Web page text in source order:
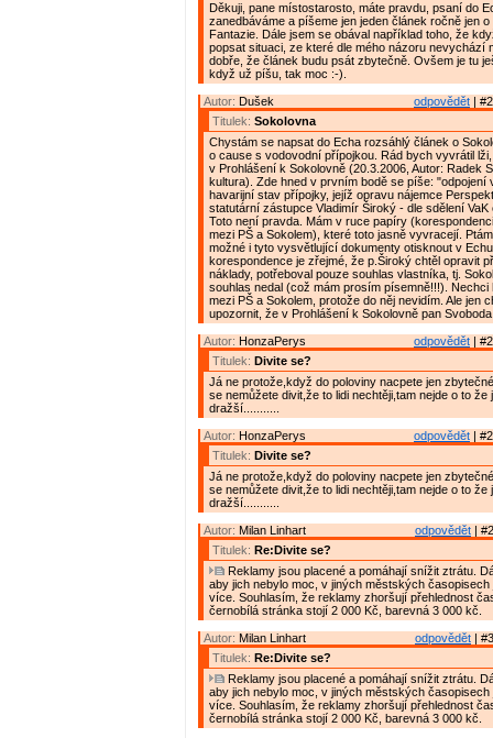
Děkuji, pane místostarosto, máte pravdu, psaní do
zanedbáváme a píšeme jen jeden článek ročně jen o
Fantazie. Dále jsem se obával například toho, že
popsat situaci, ze které dle mého názoru nevychází
dobře, že článek budu psát zbytečně. Ovšem je tu
když už píšu, tak moc :-).
odpovědět |
Autor: Dušek
Titulek: Sokolovna
Chystám se napsat do Echa rozsáhlý článek o
o cause s vodovodní přípojkou. Rád bych vyvrátil
v Prohlášení k Sokolovně (20.3.2006, Autor: Radek
kultura). Zde hned v prvním bodě se píše: "odpojení
havarijní stav přípojky, jejíž opravu nájemce
statutární zástupce Vladimír Široký - dle sdělení VaK
Toto není pravda. Mám v ruce papíry
mezi PŠ a Sokolem), které toto jasně vyvracejí.
možné i tyto vysvětlující dokumenty otisknout v
korespondence je zřejmé, že p.Široký chtěl opravit
náklady, potřeboval pouze souhlas vlastníka, tj.
souhlas nedal (což mám prosím písemně!!!). Nechci
mezi PŠ a Sokolem, protože do něj nevidím. Ale jen
upozornit, že v Prohlášení k Sokolovně pan
odpovědět |
Autor: HonzaPerys
Titulek: Divite se?
Já ne protože,když do poloviny nacpete jen
se nemůžete divit,že to lidi nechtěji,tam nejde o to že
dražší...........
odpovědět |
Autor: HonzaPerys
Titulek: Divite se?
Já ne protože,když do poloviny nacpete jen
se nemůžete divit,že to lidi nechtěji,tam nejde o to že
dražší...........
odpovědět |
Autor: Milan Linhart
Titulek: Re:Divite se?
Reklamy jsou placené a pomáhají snížit ztrátu.
aby jich nebylo moc, v jiných městských časopisech
více. Souhlasím, že reklamy zhoršují přehlednost
černobílá stránka stojí 2 000 Kč, barevná 3 000 kč.
odpovědět |
Autor: Milan Linhart
Titulek: Re:Divite se?
Reklamy jsou placené a pomáhají snížit ztrátu.
aby jich nebylo moc, v jiných městských časopisech
více. Souhlasím, že reklamy zhoršují přehlednost
černobílá stránka stojí 2 000 Kč, barevná 3 000 kč.